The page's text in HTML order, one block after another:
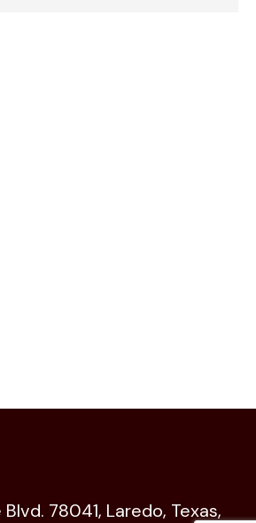
Blvd. 78041, Laredo, Texas,